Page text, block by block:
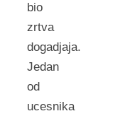
bio
zrtva
dogadjaja.
Jedan
od
ucesnika